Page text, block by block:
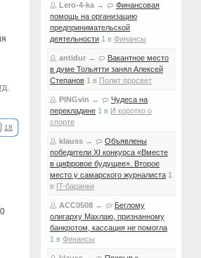
18
0
Lero-4-ka →
Финансовая
помощь на организацию
предпринимательской
деятельности 1 в Финансы
antidur →
Вакантное место
в думе Тольятти занял Алексей
Степанов 1 в Полит просвет
PINGvin →
Чудеса на
перекладине 1 в И коротко о
спорте
klauss →
Объявлены
победители XI конкурса «Вместе
в цифровое будущее». Второе
место у самарского журналиста 1
в IT-баранки
ACC0508 →
Беглому
олигарху Махлаю, признанному
банкротом, кассация не помогла
1 в Финансы